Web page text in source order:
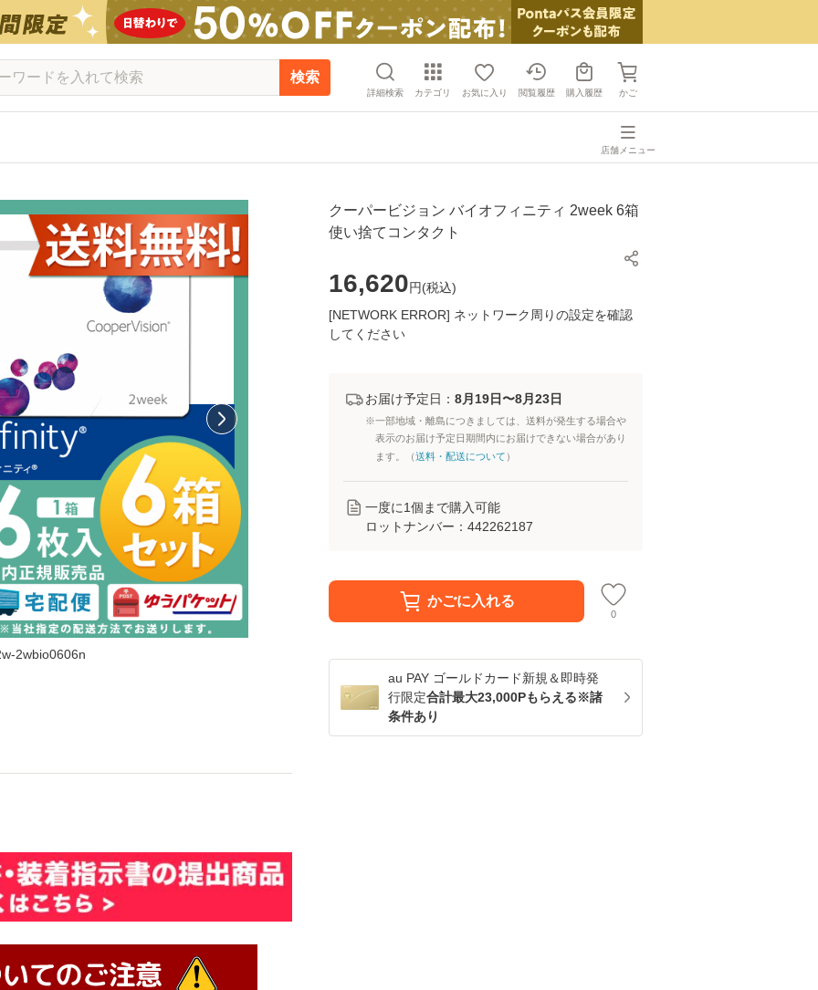
検索
詳細検索 カテゴリ お気に入り 閲覧履歴 購入履歴 かご
店舗メニュー
2wbio0606n
クーパービジョン バイオフィニティ 2week 6箱
使い捨てコンタクト
16,620円(税込)
[NETWORK ERROR] ネットワーク周りの設定を確認
してください
お届け予定日： 8月19日〜8月23日
※一部地域・離島につきましては、送料が発生する場合や
表示のお届け予定日期間内にお届けできない場合があり
ます。（送料・配送について ）
一度に1個まで購入可能
ロットナンバー： 442262187
かごに入れる
0
au PAY ゴールドカード新規＆即時発
行限定合計最大23,000Pもらえる※諸
条件あり